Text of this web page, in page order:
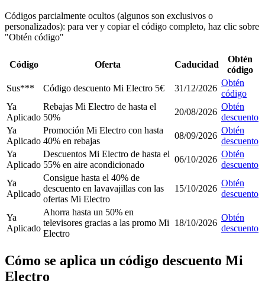
Códigos parcialmente ocultos (algunos son exclusivos o
personalizados): para ver y copiar el código completo, haz clic sobre
"Obtén código"
Código Oferta Caducidad
Obtén
código
Sus***
Código descuento Mi Electro 5€ 31/12/2026
Obtén
código
Ya
Aplicado
Rebajas Mi Electro de hasta el
50%
20/08/2026
Obtén
descuento
Ya
Aplicado
Promoción Mi Electro con hasta
40% en rebajas
08/09/2026
Obtén
descuento
Ya
Aplicado
Descuentos Mi Electro de hasta el
55% en aire acondicionado
06/10/2026
Obtén
descuento
Ya
Aplicado
Consigue hasta el 40% de
descuento en lavavajillas con las
ofertas Mi Electro
15/10/2026
Obtén
descuento
Ya
Aplicado
Ahorra hasta un 50% en
televisores gracias a las promo Mi
Electro
18/10/2026
Obtén
descuento
Cómo se aplica un código descuento Mi
Electro